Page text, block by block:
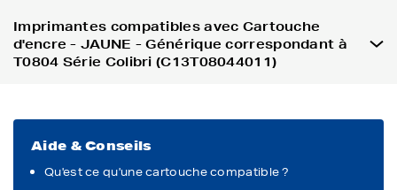
Imprimantes compatibles avec Cartouche
d'encre - JAUNE - Générique correspondant à
T0804 Série Colibri (C13T08044011)
Aide & Conseils
Qu'est ce qu'une cartouche compatible ?